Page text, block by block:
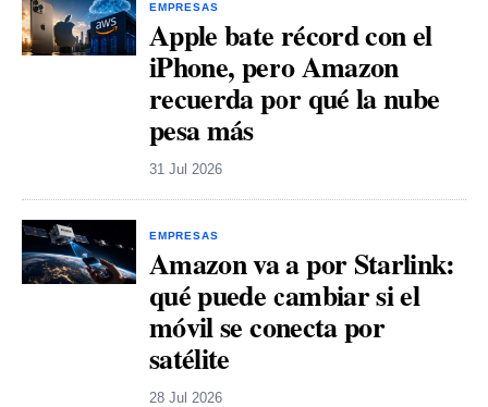
EMPRESAS
Apple bate récord con el
iPhone, pero Amazon
recuerda por qué la nube
pesa más
31 Jul 2026
EMPRESAS
Amazon va a por Starlink:
qué puede cambiar si el
móvil se conecta por
satélite
28 Jul 2026